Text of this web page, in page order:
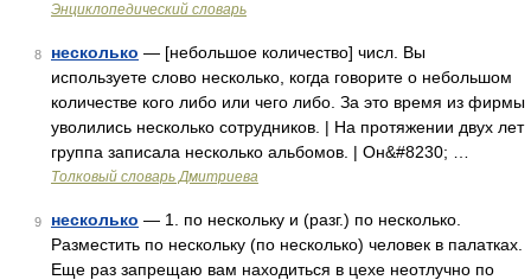
Энциклопедический словарь
8 несколько — [небольшое количество] числ. Вы
используете слово несколько, когда говорите о небольшом
количестве кого либо или чего либо. За это время из фирмы
уволились несколько сотрудников. | На протяжении двух лет
группа записала несколько альбомов. | Он&#8230; …
Толковый словарь Дмитриева
9 несколько — 1. по нескольку и (разг.) по несколько.
Разместить по нескольку (по несколько) человек в палатках.
Еще раз запрещаю вам находиться в цехе неотлучно по